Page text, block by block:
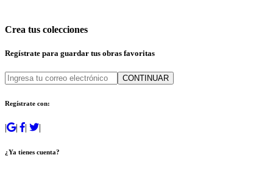
Crea tus colecciones
Regístrate para guardar tus obras favoritas
CONTINUAR
Regístrate con:
| | | |
¿Ya tienes cuenta?